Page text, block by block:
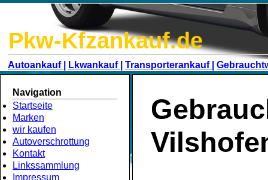
Pkw-Kfzankauf.de
Autoankauf | Lkwankauf | Transporterankauf |
Navigation
Startseite
Marken
wir kaufen
Autoverschrottung
Kontakt
Linkssammlung
Impressum